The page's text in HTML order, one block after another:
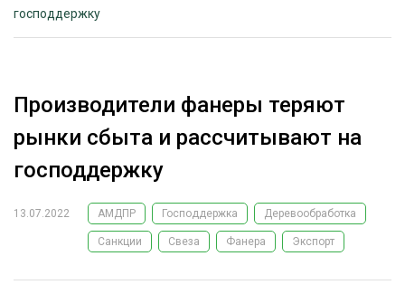
ЖУРНАЛ «ЛЕСНОЙ КОМПЛЕКС»
РЕКЛАМОДАТЕЛЯМ
ЛЕСОЗАГОТОВКА
ЭКСПЕРТНОЕ МНЕНИЕ
господдержку
Производители фанеры теряют
рынки сбыта и рассчитывают на
господдержку
13.07.2022 АМДПР Господдержка Деревообработка
Санкции Свеза Фанера Экспорт